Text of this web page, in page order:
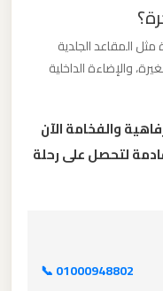
مثل المقاعد الجلدية
والإضاءة الداخلية
والفخامة الآن
لتحصل على رحلة
📞 01000948802